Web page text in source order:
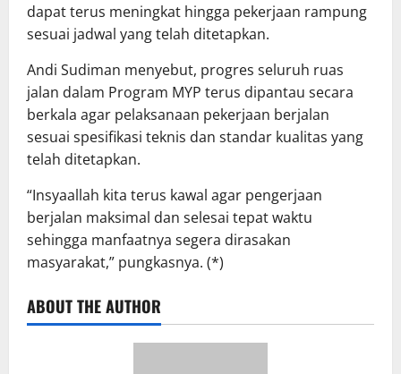
dapat terus meningkat hingga pekerjaan rampung
sesuai jadwal yang telah ditetapkan.
Andi Sudiman menyebut, progres seluruh ruas
jalan dalam Program MYP terus dipantau secara
berkala agar pelaksanaan pekerjaan berjalan
sesuai spesifikasi teknis dan standar kualitas yang
telah ditetapkan.
“Insyaallah kita terus kawal agar pengerjaan
berjalan maksimal dan selesai tepat waktu
sehingga manfaatnya segera dirasakan
masyarakat,” pungkasnya. (*)
ABOUT THE AUTHOR